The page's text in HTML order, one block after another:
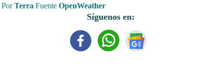
PorTerra Fuente OpenWeather
Síguenos en: